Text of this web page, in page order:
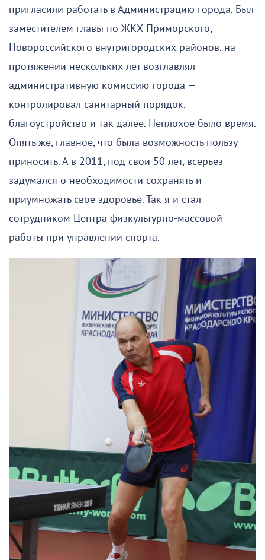
пригласили работать в Администрацию города. Был
заместителем главы по ЖКХ Приморского,
Новороссийского внутригородских районов, на
протяжении нескольких лет возглавлял
административную комиссию города —
контролировал санитарный порядок,
благоустройство и так далее. Неплохое было время.
Опять же, главное, что была возможность пользу
приносить. А в 2011, под свои 50 лет, всерьез
задумался о необходимости сохранять и
приумножать свое здоровье. Так я и стал
сотрудником Центра физкультурно-массовой
работы при управлении спорта.